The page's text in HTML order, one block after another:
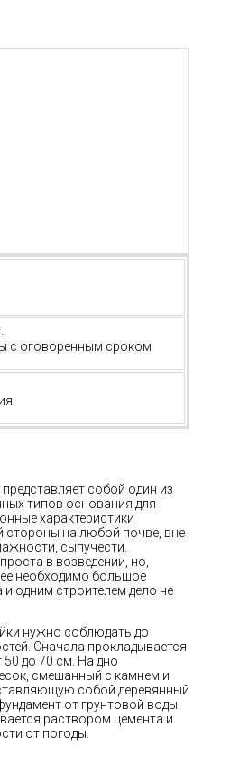
с оговоренным сроком
собой один из
типов основания для
характеристики
стороны на любой почве, вне
сыпучести.
в возведении, но,
необходимо большое
одним строителем дело не
нужно соблюдать до
Сначала прокладывается
50 до 70 см. На дно
смешанный с камнем и
собой деревянный
от грунтовой воды.
раствором цемента и
от погоды.